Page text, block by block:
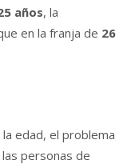
años, la
en la franja de 26
edad, el problema
personas de